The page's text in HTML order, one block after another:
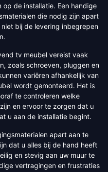
de installatie. Een handige
die nodig zijn apart
bij de levering inbegrepen
tv meubel vereist vaak
zoals schroeven, pluggen en
variëren afhankelijk van
wordt gemonteerd. Het is
te controleren welke
en ervoor te zorgen dat u
u aan de installatie begint.
apart aan te
dat u alles bij de hand heeft
en stevig aan uw muur te
vertragingen en frustraties